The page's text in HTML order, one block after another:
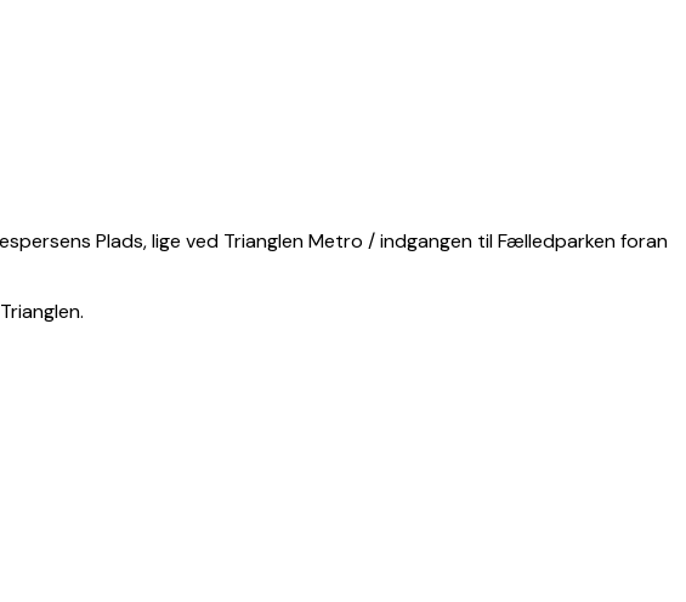
Plads, lige ved Trianglen Metro / indgangen til Fælledparken foran